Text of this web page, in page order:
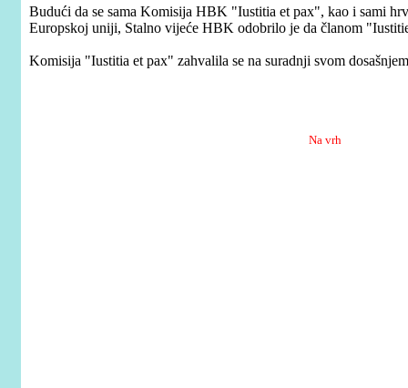
Budući da se sama Komisija HBK "Iustitia et pax", kao i sami
Europskoj uniji, Stalno vijeće HBK odobrilo je da članom
Komisija "Iustitia et pax" zahvalila se na suradnji svom
Na vrh